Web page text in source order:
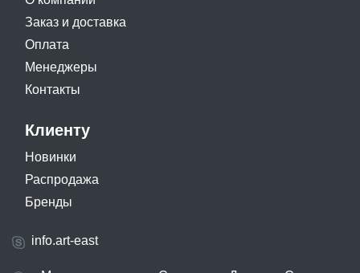
Заказ и доставка
Оплата
Менеджеры
Контакты
Клиенту
Новинки
Распродажа
Бренды
info.art-east